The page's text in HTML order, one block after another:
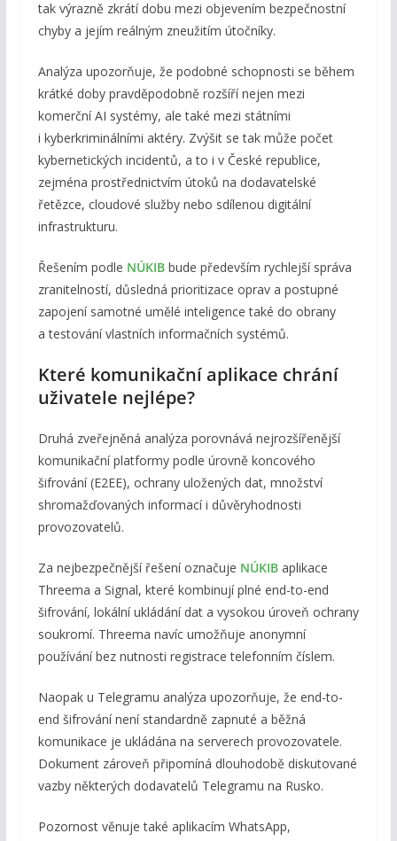
tak výrazně zkrátí dobu mezi objevením bezpečnostní
chyby a jejím reálným zneužitím útočníky.
Analýza upozorňuje, že podobné schopnosti se během
krátké doby pravděpodobně rozšíří nejen mezi
komerční AI systémy, ale také mezi státními
i kyberkriminálními aktéry. Zvýšit se tak může počet
kybernetických incidentů, a to i v České republice,
zejména prostřednictvím útoků na dodavatelské
řetězce, cloudové služby nebo sdílenou digitální
infrastrukturu.
Řešením podle NÚKIBbude především rychlejší správa
zranitelností, důsledná prioritizace oprav a postupné
zapojení samotné umělé inteligence také do obrany
a testování vlastních informačních systémů.
Které komunikační aplikace chrání
uživatele nejlépe?
Druhá zveřejněná analýza porovnává nejrozšířenější
komunikační platformy podle úrovně koncového
šifrování (E2EE), ochrany uložených dat, množství
shromažďovaných informací i důvěryhodnosti
provozovatelů.
Za nejbezpečnější řešení označuje NÚKIBaplikace
Threema a Signal, které kombinují plné end-to-end
šifrování, lokální ukládání dat a vysokou úroveň ochrany
soukromí. Threema navíc umožňuje anonymní
používání bez nutnosti registrace telefonním číslem.
Naopak u Telegramu analýza upozorňuje, že end-to-
end šifrování není standardně zapnuté a běžná
komunikace je ukládána na serverech provozovatele.
Dokument zároveň připomíná dlouhodobě diskutované
vazby některých dodavatelů Telegramu na Rusko.
Pozornost věnuje také aplikacím WhatsApp,